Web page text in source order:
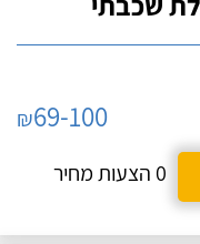
₪69-100
0 הצעות מחיר